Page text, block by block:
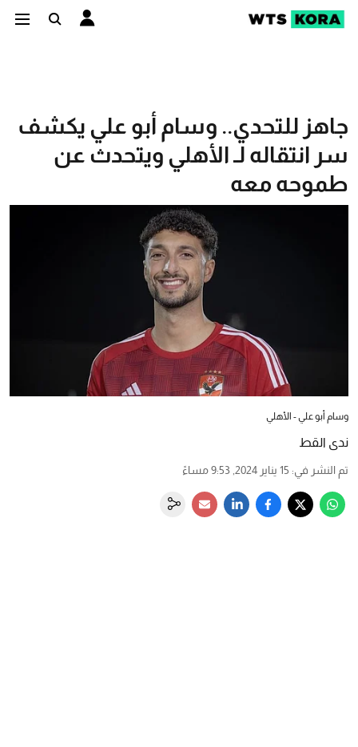
جاهز للتحدي.. وسام أبو علي يكشف
سر انتقاله لـ الأهلي ويتحدث عن
طموحه معه
وسام أبو علي - الأهلي
ندى القط
تم النشر في: 15 يناير 2024, 9:53 مساءً